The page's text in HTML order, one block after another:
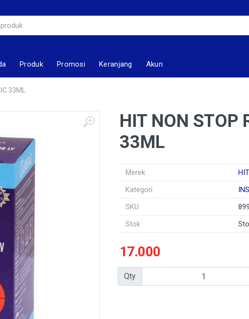
Produk Promosi Keranjang Akun
33ML
HIT NON STOP
33ML
Merek
HIT
Kategori
SKU
Stok
17.000
Qty